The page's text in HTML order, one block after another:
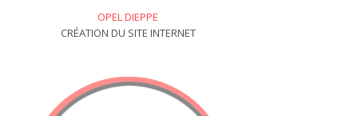
OPEL DIEPPE
CRÉATION DU SITE INTERNET